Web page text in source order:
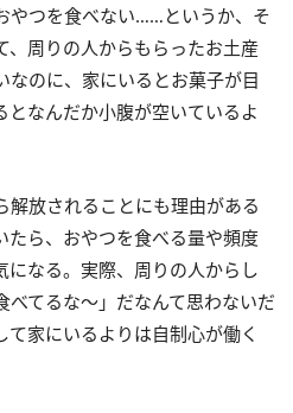
やつを食べない……というか、そ
、周りの人からもらったお土産
なのに、家にいるとお菓子が目
となんだか小腹が空いているよ
解放されることにも理由がある
たら、おやつを食べる量や頻度
になる。実際、周りの人からし
べてるな～」だなんて思わないだ
家にいるよりは自制心が働く